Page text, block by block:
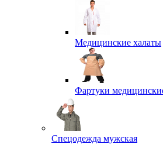
Медицинские халаты
Фартуки
Спецодежда мужская